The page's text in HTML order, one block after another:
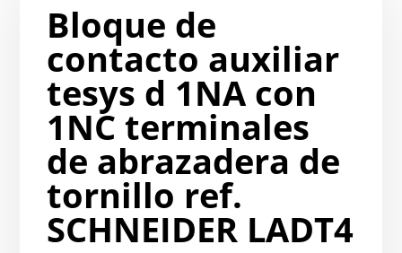
Bloque de
contacto auxiliar
tesys d 1NA con
1NC terminales
de abrazadera de
tornillo ref.
SCHNEIDER LADT4